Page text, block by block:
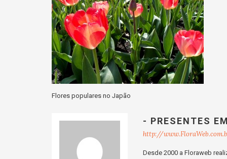
Flores populares no Japão
- PRESENTES
http://
Desde 2000 a Floraweb